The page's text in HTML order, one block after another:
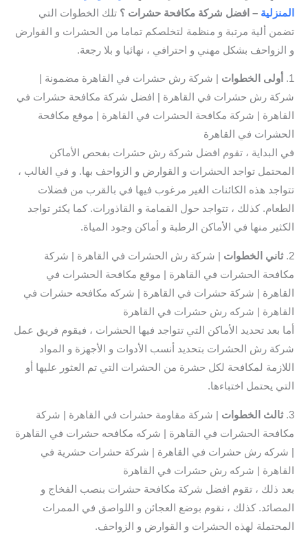
المنزلية – افضل شركة مكافحة حشرات ؟ تلك الخطوات التي
تضمن ألية مرتبة و منظمة لتخلصكم تماما من الحشرات و القوارض
و الزواحف بشكل مهني و احترافي ، نهائيا و بلا رجعة.
1. أولى الخطوات
| شركة رش حشرات في القاهرة مضمونة |
شركة رش حشرات في القاهرة | افضل شركة مكافحة حشرات في
القاهرة | شركة مكافحة الحشرات في القاهرة | موقع مكافحة
الحشرات في القاهرة
في البداية ، تقوم افضل شركة رش حشرات بفحص الأماكن
المحتمل تواجد الحشرات و القوارض و الزواحف بها. و في الغالب ،
تتواجد هذه الكائنات الغير مرغوب فيها في بالقرب من فضلات
الطعام. كذلك ، تتواجد حول القمامة و القاذورات. كما يكثر تواجد
الكثير منها في الأماكن الرطبة و أماكن وجود المياة.
2. ثاني الخطوات | شركة رش الحشرات في القاهرة | شركة
مكافحة الحشرات في القاهرة | موقع مكافحة الحشرات في
القاهرة | شركة حشرات في القاهرة | شركه مكافحه حشرات في
القاهرة | شركه رش حشرات في القاهرة
أما بعد تحديد الأماكن التي تتواجد فيها الحشرات ، فيقوم فريق عمل
شركة رش الحشرات بتحديد أنسب الأدوات و الأجهزة و المواد
اللازمة لمكافحة لكل حشرة من الحشرات التي تم العثور عليها أو
التي يحتمل اختباءها.
3. ثالث الخطوات | شركة مقاومة حشرات في القاهرة | شركة
مكافحة الحشرات في القاهرة | شركه مكافحه حشرات في القاهرة
| شركه رش حشرات في القاهرة | شركة حشرات حشرية في
القاهرة | شركه رش حشرات في القاهرة
بعد ذلك ، تقوم افضل شركة مكافحة حشرات بنصب الفخاج و
المصائد. كذلك ، نقوم بوضع العجائن و اللواصق في الممرات
المحتملة لهذه الحشرات و القوارض و الزواحف.